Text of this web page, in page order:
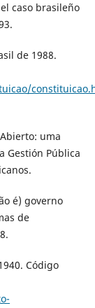
caso brasileño
de 1988.
uma
Gestión Pública
é) governo
de
Código